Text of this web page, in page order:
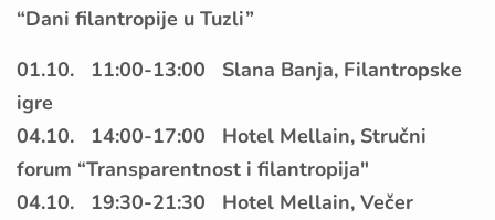
“Dani filantropije u Tuzli”
01.10. 11:00-13:00 Slana Banja, Filantropske
igre
04.10. 14:00-17:00 Hotel Mellain, Stručni
forum “Transparentnost i filantropija"
04.10. 19:30-21:30 Hotel Mellain, Večer